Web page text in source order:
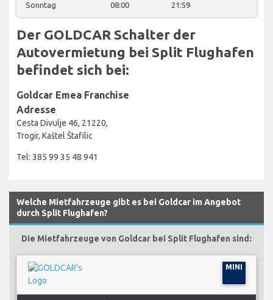
Sonntag 08:00 21:59
Der GOLDCAR Schalter der
Autovermietung bei Split Flughafen
befindet sich bei:
Goldcar Emea Franchise
Adresse
Cesta Divulje 46, 21220,
Trogir, Kaštel Štafilic
Tel: 385 99 35 48 941
Welche Mietfahrzeuge gibt es bei Goldcar im Angebot
durch Split Flughafen?
Die Mietfahrzeuge von Goldcar bei Split Flughafen sind:
MINI